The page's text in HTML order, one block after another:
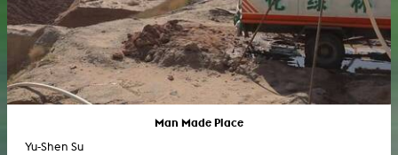
Man Made Place
Yu-Shen Su